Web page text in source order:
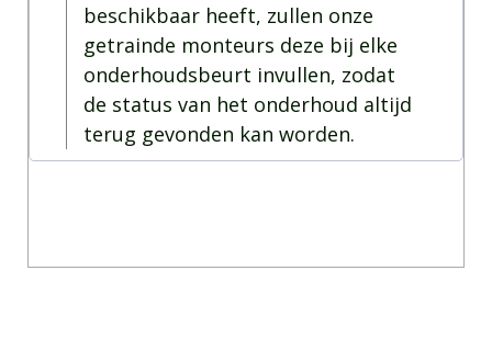
beschikbaar heeft, zullen onze
getrainde monteurs deze bij elke
onderhoudsbeurt invullen, zodat
de status van het onderhoud altijd
terug gevonden kan worden.